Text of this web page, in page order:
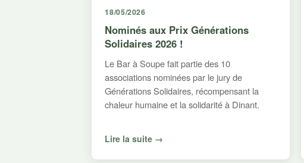
18/05/2026
Nominés aux Prix Générations
Solidaires 2026 !
Le Bar à Soupe fait partie des 10
associations nominées par le jury de
Générations Solidaires, récompensant la
chaleur humaine et la solidarité à Dinant.
Lire la suite →